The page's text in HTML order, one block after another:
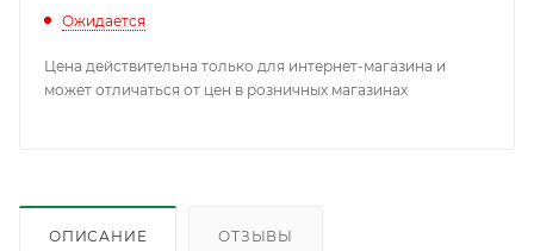
Ожидается
Цена действительна только для интернет-магазина и
может отличаться от цен в розничных магазинах
ОПИСАНИЕ ОТЗЫВЫ